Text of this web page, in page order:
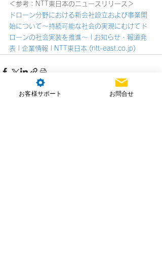
＜参考：NTT東日本のニュースリリース＞
ドローン分野における新会社設立および事業開
始について～持続可能な社会の実現にむけてド
ローンの社会実装を推進～ | お知らせ・報道発
表 | 企業情報 | NTT東日本 (ntt-east.co.jp)
お客様サポート お問合せ